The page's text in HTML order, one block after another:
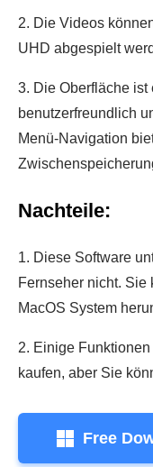
2. Die Videos
UHD abgespielt
3. Die Oberfläche ist
benutzerfreundlich
Menü-Navigation
Nachteile:
1. Diese Software
Fernseher nicht. Sie
MacOS System
2. Einige
kaufen, aber Sie
Free